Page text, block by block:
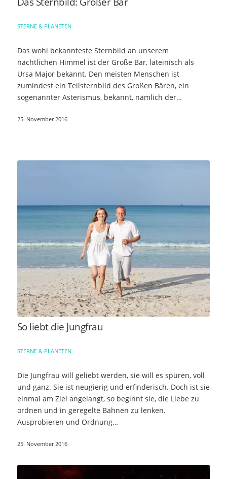
STERNE & PLANETEN
Das wohl bekannteste Sternbild an unserem
nächtlichen Himmel ist der Große Bär, lateinisch als
Ursa Major bekannt. Den meisten Menschen ist
zumindest ein Teilsternbild des Großen Bären, ein
sogenannter Asterismus, bekannt, nämlich der…
25. November 2016
So liebt die Jungfrau
STERNE & PLANETEN
Die Jungfrau will geliebt werden, sie will es spüren, voll
und ganz. Sie ist neugierig und erfinderisch. Doch ist sie
einmal am Ziel angelangt, so beginnt sie, die Liebe zu
ordnen und in geregelte Bahnen zu lenken.
Ausprobieren und Ordnung…
25. November 2016